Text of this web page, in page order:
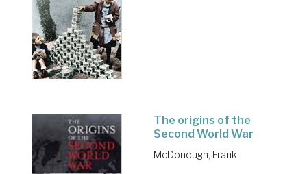
The origins of the
Second World War
McDonough, Frank